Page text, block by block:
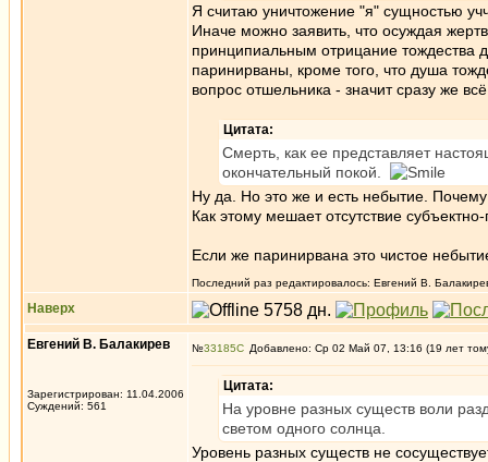
Я считаю уничтожение "я" сущностью
Иначе можно заявить, что осуждая
принципиальным отрицание тождества
паринирваны, кроме того, что душа
вопрос отшельника - значит сразу же
Цитата:
Смерть, как ее представляет
окончательный покой.
Ну да. Но это же и есть небытие. Почему
Как этому мешает отсутствие
Если же паринирвана это чистое
Последний раз редактировалось: Евгений В.
Наверх
Евгений В. Балакирев
Зарегистрирован: 11.04.2006
Суждений: 561
№33185 Добавлено: Ср 02 Май 07, 13:16 (19 лет
Цитата:
На уровне разных существ воли
светом одного солнца.
Уровень разных существ не